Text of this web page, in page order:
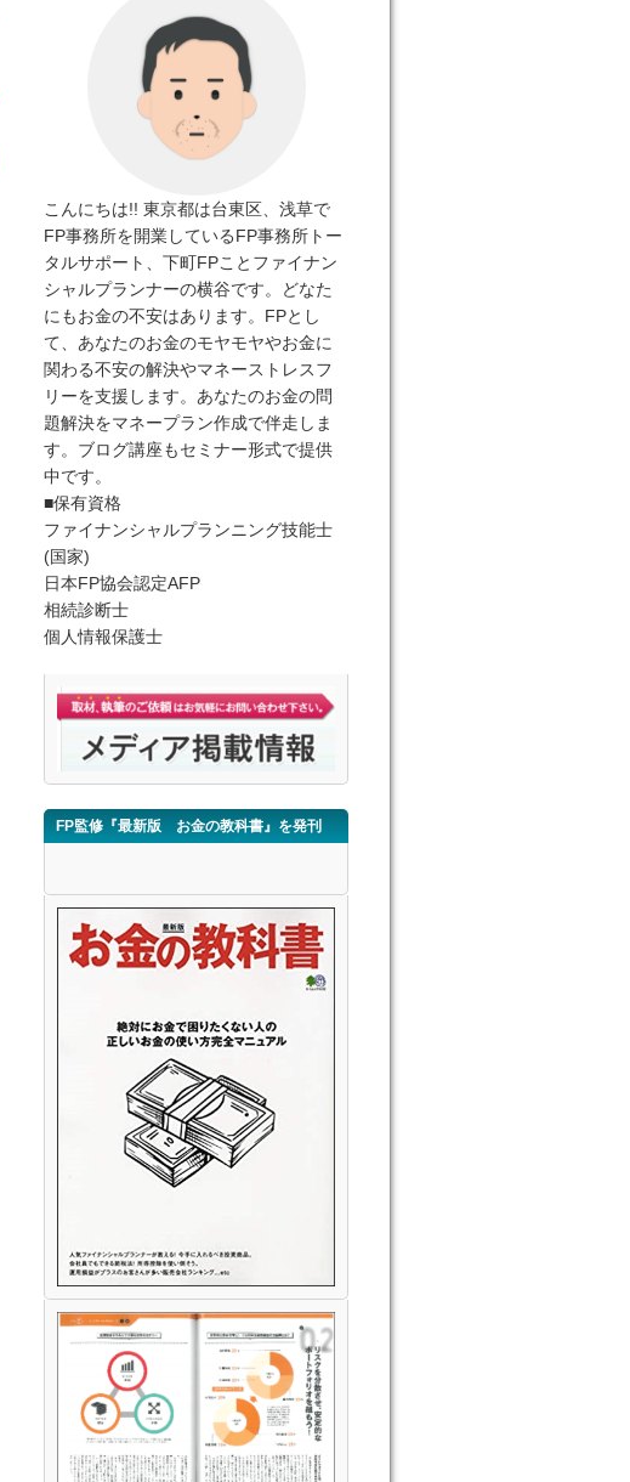
こんにちは!! 東京都は台東区、浅草で
FP事務所を開業しているFP事務所トー
タルサポート、下町FPことファイナン
シャルプランナーの横谷です。どなた
にもお金の不安はあります。FPとし
て、あなたのお金のモヤモヤやお金に
関わる不安の解決やマネーストレスフ
リーを支援します。あなたのお金の問
題解決をマネープラン作成で伴走しま
す。ブログ講座もセミナー形式で提供
中です。
■保有資格
ファイナンシャルプランニング技能士
(国家)
日本FP協会認定AFP
相続診断士
個人情報保護士
FP監修『最新版 お金の教科書』を発刊